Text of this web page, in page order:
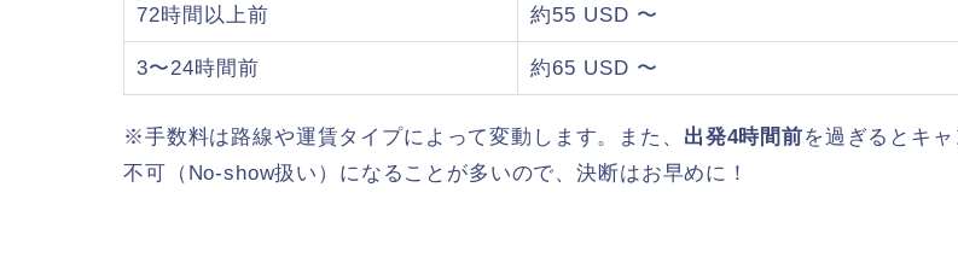
72時間以上前 約55 USD 〜
3〜24時間前 約65 USD 〜
※手数料は路線や運賃タイプによって変動します。また、 出発4時間前を過ぎるとキ
不可（No-show扱い）になることが多いので、決断はお早めに！